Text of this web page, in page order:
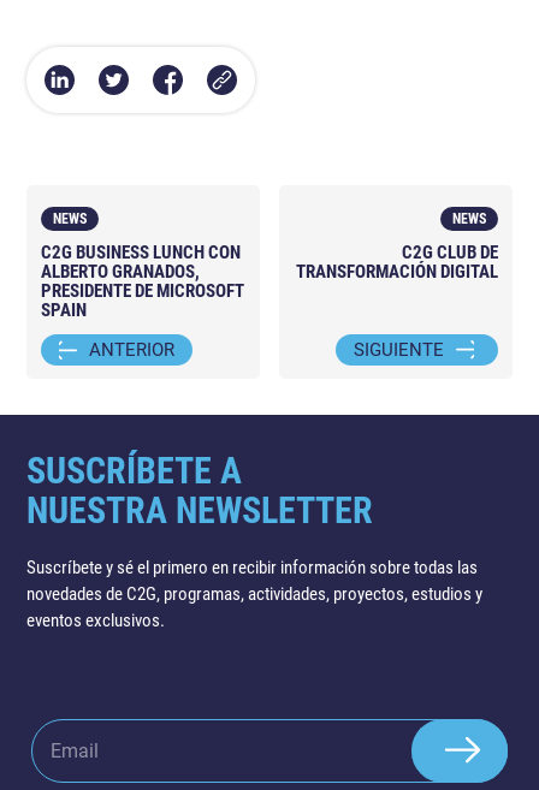
NEWS
C2G BUSINESS LUNCH CON
ALBERTO GRANADOS,
PRESIDENTE DE MICROSOFT
SPAIN
ANTERIOR
NEWS
C2G CLUB DE
TRANSFORMACIÓN DIGITAL
SIGUIENTE
SUSCRÍBETE A
NUESTRA NEWSLETTER
Suscríbete y sé el primero en recibir información sobre todas las
novedades de C2G, programas, actividades, proyectos, estudios y
eventos exclusivos.